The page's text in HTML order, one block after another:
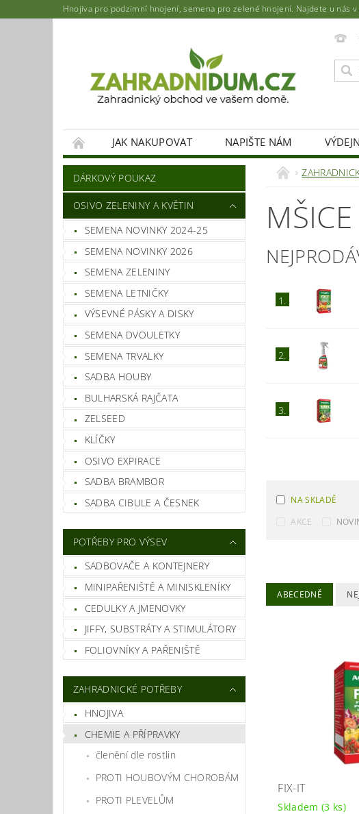
Hnojiva pro podzimní hnojení, semena pro zelené hnojení. Najdete u nás v
JAK NAKUPOVAT NAPIŠTE NÁM
DÁRKOVÝ POUKAZ
OSIVO ZELENINY A KVĚTIN
SEMENA NOVINKY 2024-25
SEMENA NOVINKY 2026
SEMENA ZELENINY
SEMENA LETNIČKY
VÝSEVNÉ PÁSKY A DISKY
SEMENA DVOULETKY
SEMENA TRVALKY
SADBA HOUBY
BULHARSKÁ RAJČATA
ZELSEED
KLÍČKY
OSIVO EXPIRACE
SADBA BRAMBOR
SADBA CIBULE A ČESNEK
POTŘEBY PRO VÝSEV
SADBOVAČE A KONTEJNERY
MINIPAŘENIŠTĚ A MINISKLENÍKY
CEDULKY A JMENOVKY
JIFFY, SUBSTRÁTY A STIMULÁTORY
FOLIOVNÍKY A PAŘENIŠTĚ
ZAHRADNICKÉ POTŘEBY
HNOJIVA
CHEMIE A PŘÍPRAVKY
členění dle rostlin
PROTI HOUBOVÝM CHOROBÁM
PROTI PLEVELŮM
MŠICE
1.
2.
3.
NA SKLADĚ
AKCE
ABECEDNĚ
FIX-IT
Skladem (3 ks)